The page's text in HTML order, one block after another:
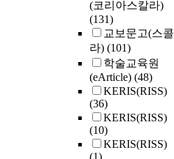
(코리아스칼라)
(131)
교보문고(스콜
라) (101)
학술교육원
(eArticle) (48)
KERIS(RISS)
(36)
KERIS(RISS)
(10)
KERIS(RISS)